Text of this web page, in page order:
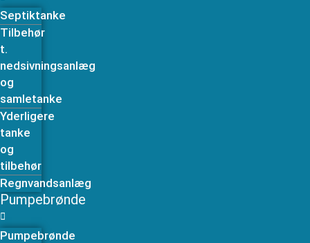
Septiktanke
Tilbehør
t.
nedsivningsanlæg
og
samletanke
Yderligere
tanke
og
tilbehør
Regnvandsanlæg
Pumpebrønde
Pumpebrønde